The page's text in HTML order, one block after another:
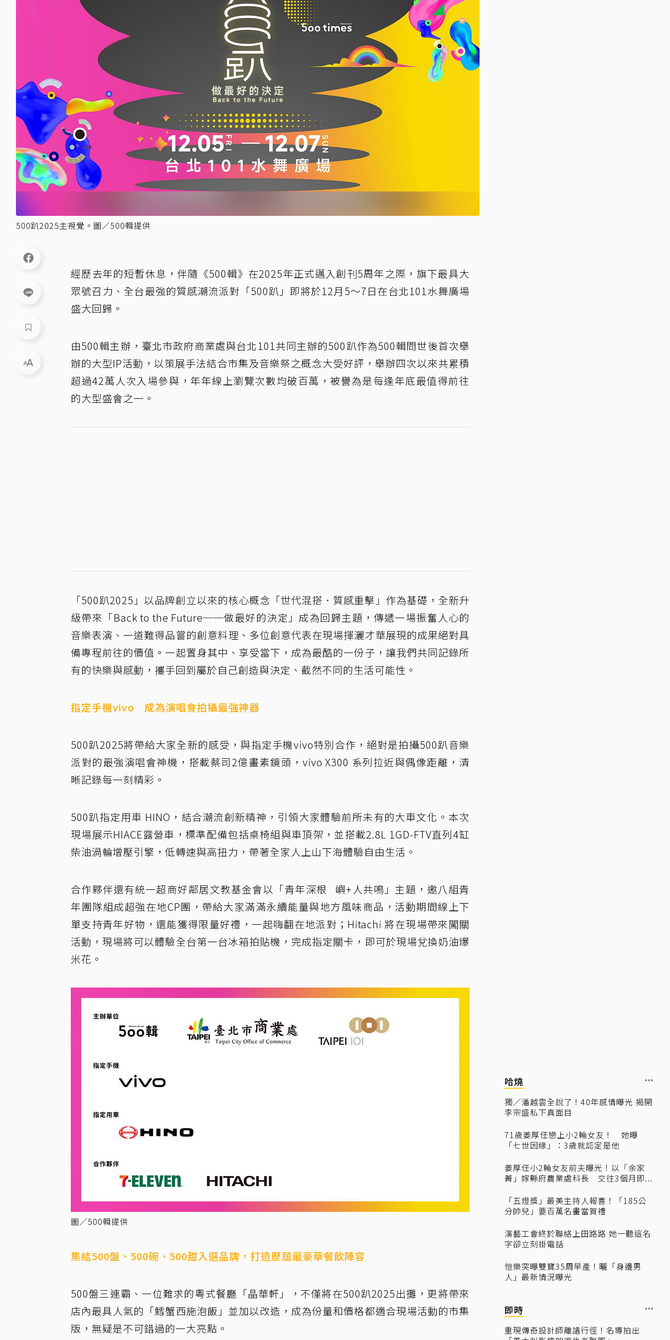
500趴2025主視覺。圖／500輯提供
經歷去年的短暫休息，伴隨《500輯》在2025年正式邁入創刊5周年之際，旗下最具大
眾號召力、全台最強的質感潮流派對「500趴」即將於12月5～7日在台北101水舞廣場
盛大回歸。
由500輯主辦，臺北市政府商業處與台北101共同主辦的500趴作為500輯問世後首次舉
辦的大型IP活動，以策展手法結合市集及音樂祭之概念大受好評，舉辦四次以來共累積
超過42萬人次入場參與，年年線上瀏覽次數均破百萬，被譽為是每逢年底最值得前往
的大型盛會之一。
「500趴2025」以品牌創立以來的核心概念「世代混搭．質感重擊」作為基礎，全新升
級帶來「Back to the Future──做最好的決定」成為回歸主題，傳遞一場振奮人心的
音樂表演、一道難得品嘗的創意料理、多位創意代表在現場揮灑才華展現的成果絕對具
備專程前往的價值。一起置身其中、享受當下，成為最酷的一份子，讓我們共同記錄所
有的快樂與感動，攜手回到屬於自己創造與決定、截然不同的生活可能性。
指定手機vivo 成為演唱會拍攝最強神器
500趴2025將帶給大家全新的感受，與指定手機vivo特別合作，絕對是拍攝500趴音樂
派對的最強演唱會神機，搭載蔡司2億畫素鏡頭，vivo X300 系列拉近與偶像距離，清
晰記錄每一刻精彩。
500趴指定用車 HINO，結合潮流創新精神，引領大家體驗前所未有的大車文化。本次
現場展示HIACE露營車，標準配備包括桌椅組與車頂架，並搭載2.8L 1GD-FTV直列4缸
柴油渦輪增壓引擎，低轉速與高扭力，帶著全家人上山下海體驗自由生活。
合作夥伴還有統一超商好鄰居文教基金會以「青年深根 嶼+人共鳴」主題，邀八組青
年團隊組成超強在地CP團，帶給大家滿滿永續能量與地方風味商品，活動期間線上下
單支持青年好物，還能獲得限量好禮，一起嗨翻在地派對；Hitachi 將在現場帶來闖關
活動，現場將可以體驗全台第一台冰箱拍貼機，完成指定關卡，即可於現場兌換奶油爆
米花。
圖／500輯提供
集結500盤、500碗、500甜入選品牌，打造歷屆最豪華餐飲陣容
500盤三連霸、一位難求的粵式餐廳「晶華軒」，不僅將在500趴2025出攤，更將帶來
店內最具人氣的「鱈蟹西施泡飯」並加以改造，成為份量和價格都適合現場活動的市集
版，無疑是不可錯過的一大亮點。
哈燒
獨／潘越雲全說了！40年感情曝光 揭開
李宗盛私下真面目
71歲姜厚任戀上小2輪女友！ 她曝
「七世因緣」：3歲就認定是他
姜厚任小2輪女友前夫曝光！以「余家
菁」嫁縣府農業處科長 交往3個月即...
「五燈獎」最美主持人報喜！「185公
分帥兒」要百萬名畫當賀禮
演藝工會終於聯絡上田路路 她一聽這名
字卻立刻掛電話
愷樂突曝雙寶35周早產！曬「身邊男
人」最新情況曝光
即時
重現傳奇設計師離譜行徑！名導拍出